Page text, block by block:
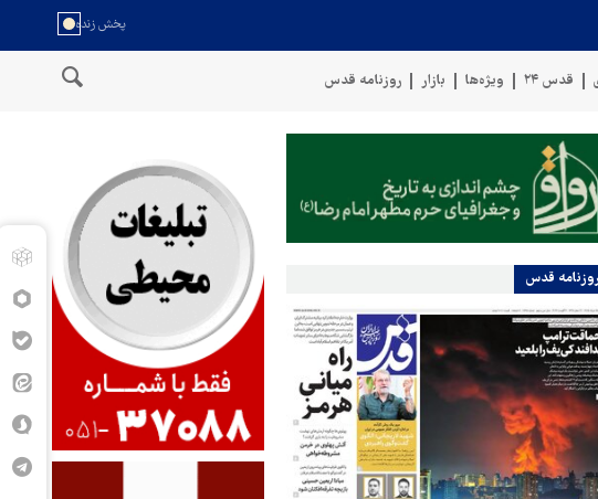
قدس ۲۴ ویژه‌ها بازار روزنامه قدس
عمان
روزنامه قدس